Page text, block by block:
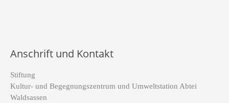
Anschrift und Kontakt
Stiftung
Kultur- und Begegnungszentrum und Umweltstation Abtei
Waldsassen